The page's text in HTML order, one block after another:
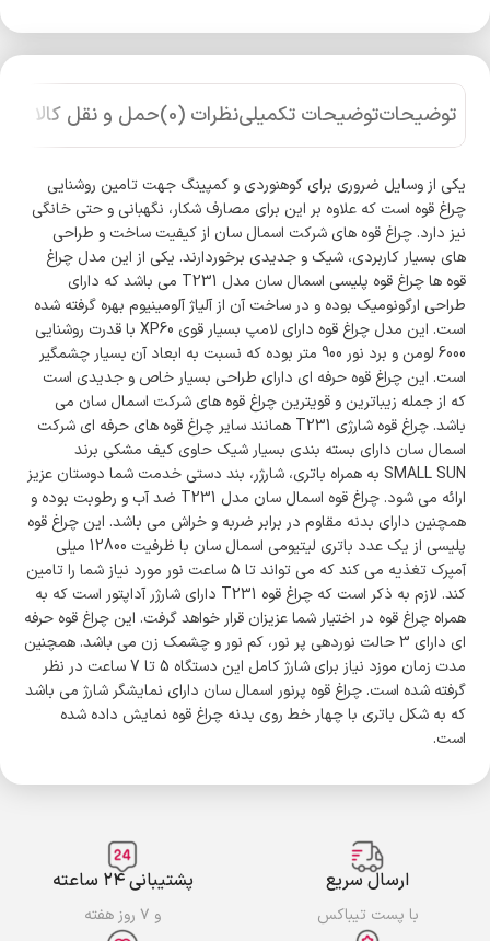
توضیحاتتوضیحات تکمیلینظرات (0) حمل و نقل کالا
یکی از وسایل ضروری برای کوهنوردی و کمپینگ جهت تامین روشنایی
چراغ قوه است که علاوه بر این برای مصارف شکار، نگهبانی و حتی خانگی
نیز دارد. چراغ قوه های شرکت اسمال سان از کیفیت ساخت و طراحی
های بسیار کاربردی، شیک و جدیدی برخوردارند. یکی از این مدل چراغ
قوه ها چراغ قوه پلیسی اسمال سان مدل T231 می باشد که دارای
طراحی ارگونومیک بوده و در ساخت آن از آلیاژ آلومینیوم بهره گرفته شده
است. این مدل چراغ قوه دارای لامپ بسیار قوی XP60 با قدرت روشنایی
6000 لومن و برد نور 900 متر بوده که نسبت به ابعاد آن بسیار چشمگیر
است. این چراغ قوه حرفه ای دارای طراحی بسیار خاص و جدیدی است
که از جمله زیباترین و قویترین چراغ قوه های شرکت اسمال سان می
باشد. چراغ قوه شارژی T231 همانند سایر چراغ قوه های حرفه ای شرکت
اسمال سان دارای بسته بندی بسیار شیک حاوی کیف مشکی برند
SMALL SUN به همراه باتری، شارژر، بند دستی خدمت شما دوستان عزیز
ارائه می شود. چراغ قوه اسمال سان مدل T231 ضد آب و رطوبت بوده و
همچنین دارای بدنه مقاوم در برابر ضربه و خراش می باشد. این چراغ قوه
پلیسی از یک عدد باتری لیتیومی اسمال سان با ظرفیت 12800 میلی
آمپرک تغذیه می کند که می تواند تا 5 ساعت نور مورد نیاز شما را تامین
کند. لازم به ذکر است که چراغ قوه T231 دارای شارژر آداپتور است که به
همراه چراغ قوه در اختیار شما عزیزان قرار خواهد گرفت. این چراغ قوه حرفه
ای دارای 3 حالت نوردهی پر نور، کم نور و چشمک زن می باشد. همچنین
مدت زمان موزد نیاز برای شارژ کامل این دستگاه 5 تا 7 ساعت در نظر
گرفته شده است. چراغ قوه پرنور اسمال سان دارای نمایشگر شارژ می باشد
که به شکل باتری با چهار خط روی بدنه چراغ قوه نمایش داده شده
است.
ارسال سریع
با پست تیباکس
پشتیبانی ۲۴ ساعته
و ۷ روز هفته